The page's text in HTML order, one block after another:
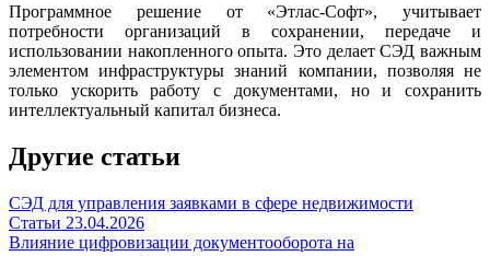
Программное решение от «Этлас-Софт», учитывает
потребности организаций в сохранении, передаче и
использовании накопленного опыта. Это делает СЭД важным
элементом инфраструктуры знаний компании, позволяя не
только ускорить работу с документами, но и сохранить
интеллектуальный капитал бизнеса.
Другие статьи
СЭД для управления заявками в сфере недвижимости
Статьи 23.04.2026
Влияние цифровизации документооборота на